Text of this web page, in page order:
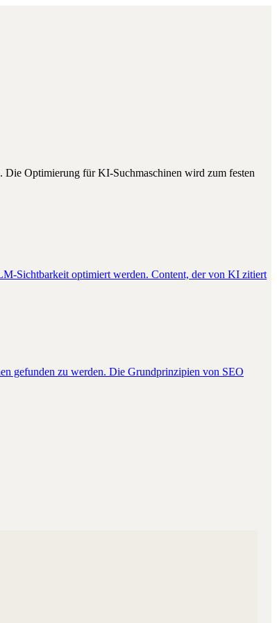
Optimierung für KI-Suchmaschinen wird zum festen
Sichtbarkeit optimiert werden. Content, der von KI zitiert
gefunden zu werden. Die Grundprinzipien von SEO